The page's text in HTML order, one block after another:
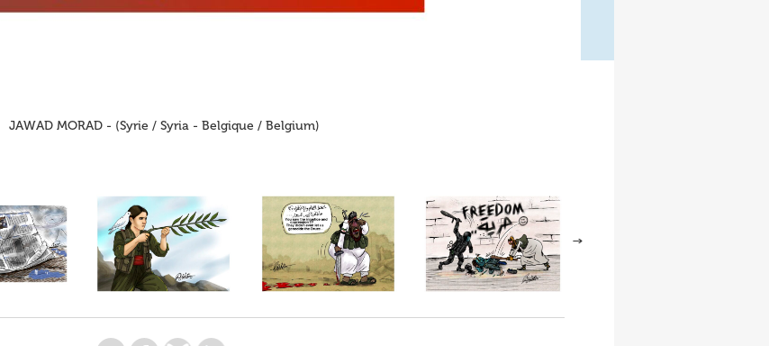
JAWAD MORAD - (Syrie / Syria - Belgique / Belgium)